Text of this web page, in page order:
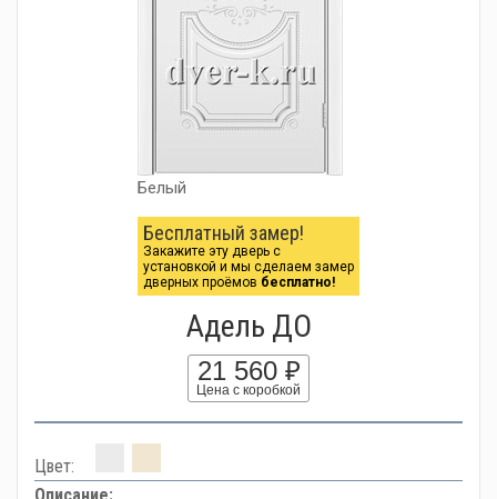
Белый
Бесплатный замер!
Закажите эту дверь с
установкой и мы сделаем замер
дверных проёмов бесплатно!
Адель ДО
21 560 ₽
Цена с коробкой
Цвет: